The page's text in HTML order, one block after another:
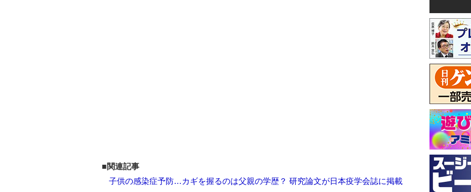
■関連記事
子供の感染症予防…カギを握るのは父親の学歴？ 研究論文が日本疫学会誌に掲載